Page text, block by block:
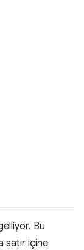
Bu
satır içine